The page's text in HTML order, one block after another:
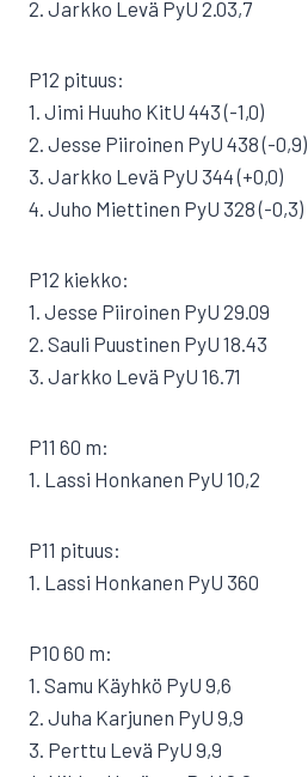
2. Jarkko Levä PyU 2.03,7
P12 pituus:
1. Jimi Huuho KitU 443 (-1,0)
2. Jesse Piiroinen PyU 438 (-0,9)
3. Jarkko Levä PyU 344 (+0,0)
4. Juho Miettinen PyU 328 (-0,3)
P12 kiekko:
1. Jesse Piiroinen PyU 29.09
2. Sauli Puustinen PyU 18.43
3. Jarkko Levä PyU 16.71
P11 60 m:
1. Lassi Honkanen PyU 10,2
P11 pituus:
1. Lassi Honkanen PyU 360
P10 60 m:
1. Samu Käyhkö PyU 9,6
2. Juha Karjunen PyU 9,9
3. Perttu Levä PyU 9,9